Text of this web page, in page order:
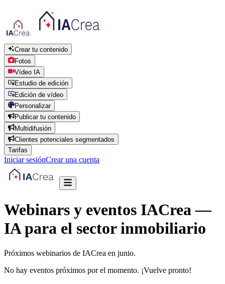
Crear tu contenido
Fotos
Vídeo IA
Estudio de edición
Edición de vídeo
Personalizar
Publicar tu contenido
Multidifusión
Clientes potenciales segmentados
Tarifas
Iniciar sesiónCrear una cuenta
Webinars y eventos IACrea —
IA para el sector inmobiliario
Próximos webinarios de IACrea en junio.
No hay eventos próximos por el momento. ¡Vuelve pronto!